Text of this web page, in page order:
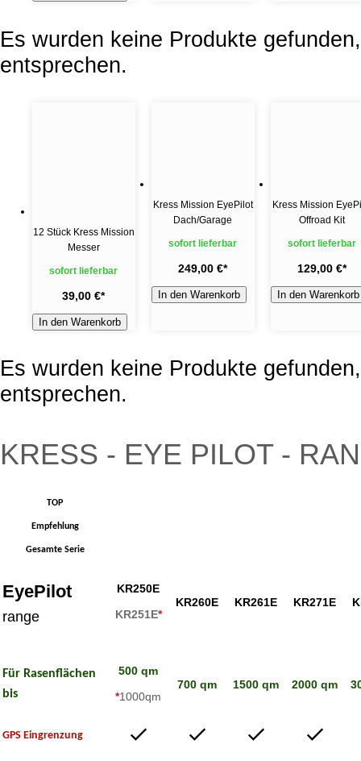
Es wurden keine Produkte
entsprechen.
12 Stück Kress Mission
Messer
sofort lieferbar
39,00 €*
In den Warenkorb
Kress Mission EyePilot
Dach/Garage
sofort lieferbar
249,00 €*
In den Warenkorb
Kress Mission
Offroad Kit
sofort lieferbar
129,00 €*
In den Warenkorb
Es wurden keine Produkte
entsprechen.
KRESS - EYE PILOT -
TOP
Empfehlung
Gesamte Serie
EyePilot
range
KR250E
KR251E*
KR260E KR261E KR271E
Für Rasenflächen
bis
500 qm
*1000qm
700 qm 1500 qm 2000 qm
GPS Eingrenzung